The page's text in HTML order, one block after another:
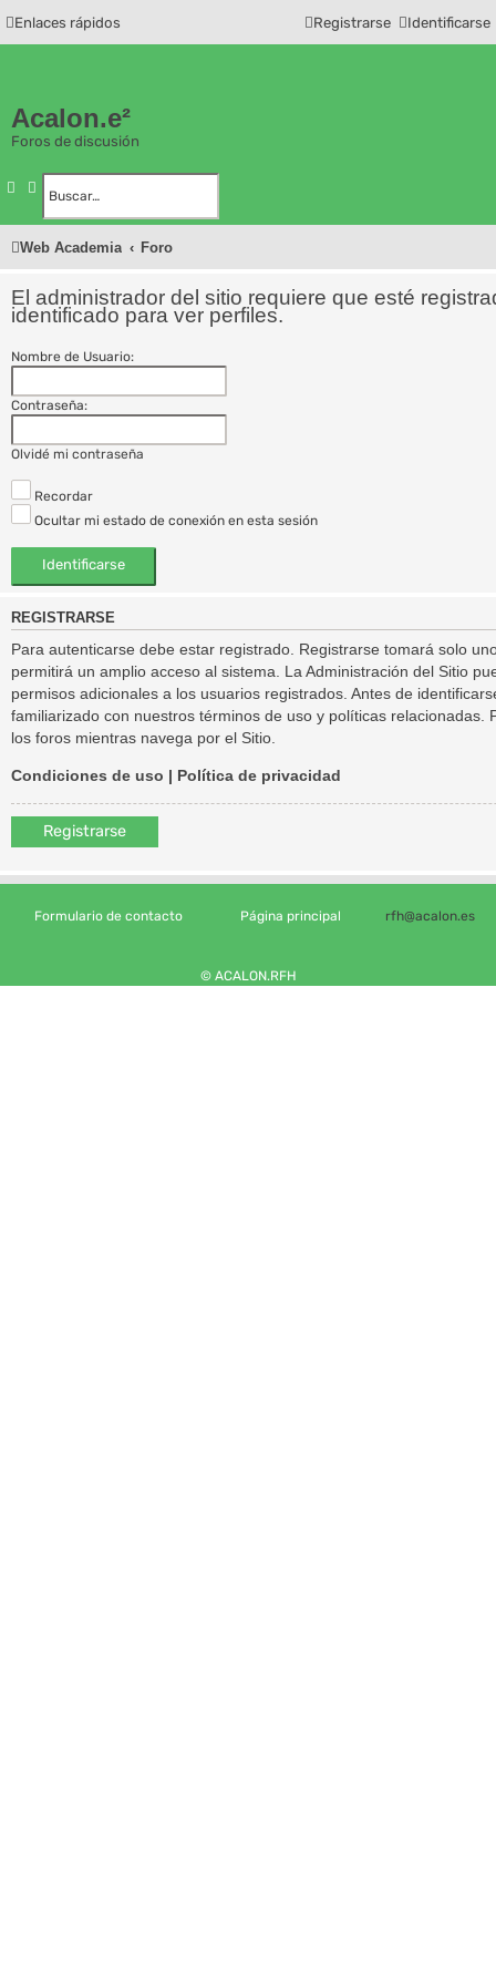
Enlaces rápidos Identificarse
Registrarse
Acalon.e²
Foros de discusión
Buscar
Web Academia Foro
El administrador del sitio requiere que esté
identificado para ver perfiles.
Nombre de Usuario:
Contraseña:
Olvidé mi contraseña
Recordar
Ocultar mi estado de conexión en esta sesión
REGISTRARSE
Para autenticarse debe estar registrado. Registrarse tomará solo
permitirá un amplio acceso al sistema. La Administración del Sitio
permisos adicionales a los usuarios registrados. Antes de
familiarizado con nuestros términos de uso y políticas relacionadas.
los foros mientras navega por el Sitio.
Condiciones de uso | Política de privacidad
Registrarse
Formulario de contacto Página principal rfh@acalon.es
© ACALON.RFH